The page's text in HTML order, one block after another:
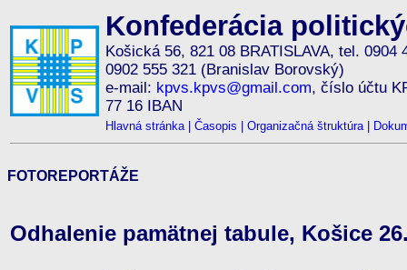
Konfederácia
Košická 56, 821 08 BRATISLAVA, tel. 0904
0902 555 321 (Branislav Borovský)
e-mail: kpvs.kpvs@gmail.com, číslo účtu
77 16 IBAN
Hlavná stránka| Časopis Organizačná štruktúra|
FOTOREPORTÁŽE
Odhalenie pamätnej tabule, Košice